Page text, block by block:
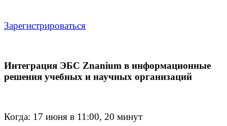
Зарегистрироваться
Интеграция ЭБС Znanium в информационные
решения учебных и научных организаций
Когда: 17 июня в 11:00, 20 минут